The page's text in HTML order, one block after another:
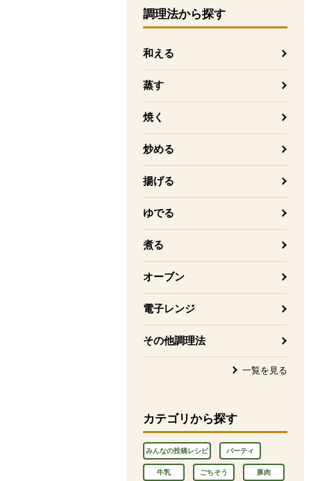
調理法から探す
和える
蒸す
焼く
炒める
揚げる
ゆでる
煮る
オーブン
電子レンジ
その他調理法
一覧を見る
カテゴリから探す
みんなの投稿レシピ パーティ
牛乳 ごちそう 豚肉